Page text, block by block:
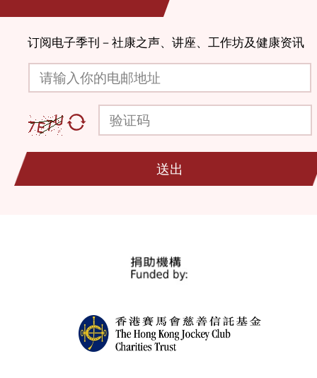
订阅电子季刊－社康之声、讲座、工作坊及健康资讯
请输入你的电邮地址
验证码
送出